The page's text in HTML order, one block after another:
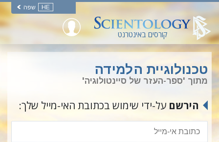
HE שפה
קורסים באינטרנט
טכנולוגיית הלמידה
מתוך 'ספר-העזר של סיינטולוגיה'
הירשם על-ידי שימוש בכתובת האי-מייל שלך: